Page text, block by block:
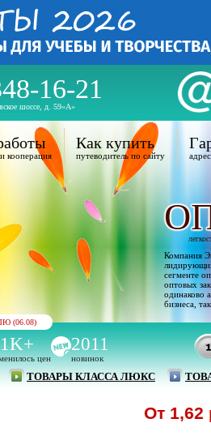
16-21
шоссе, д. 59«А»
(06.08)
цен
2011
новинок
ТОВАРЫ КЛАССА ЛЮКС
кооперация
Как купить
путеводитель по сайту
Компания
сегменте
оптовых
одинаково
бизнеса,
От 1,62 р. -